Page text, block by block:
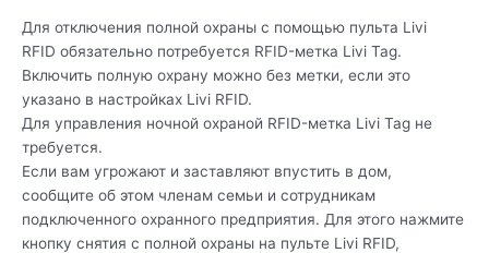
Для отключения полной охраны с помощью пульта Livi
RFID обязательно потребуется RFID-метка Livi Tag.
Включить полную охрану можно без метки, если это
указано в настройках Livi RFID.
Для управления ночной охраной RFID-метка Livi Tag не
требуется.
Если вам угрожают и заставляют впустить в дом,
сообщите об этом членам семьи и сотрудникам
подключенного охранного предприятия. Для этого нажмите
кнопку снятия с полной охраны на пульте Livi RFID,